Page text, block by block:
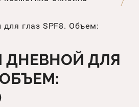
глаз SPF8. Объем:
ДНЕВНОЙ ДЛЯ
ОБЪЕМ: